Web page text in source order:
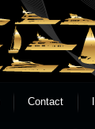
Contact